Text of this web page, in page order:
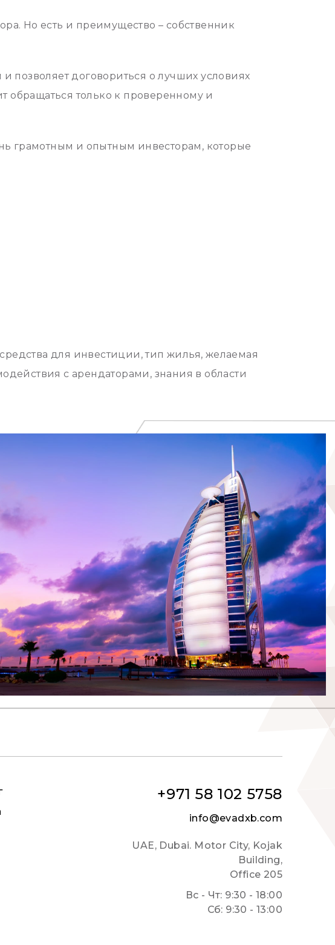
Но есть и преимущество – собственник
позволяет договориться о лучших условиях
обращаться только к проверенному и
грамотным и опытным инвесторам, которые
для инвестиции, тип жилья, желаемая
с арендаторами, знания в области
+971 58 102 5758
info@evadxb.com
UAE, Dubai. Motor City, Kojak
Building,
Office 205
Вс - Чт: 9:30 - 18:00
Сб: 9:30 - 13:00